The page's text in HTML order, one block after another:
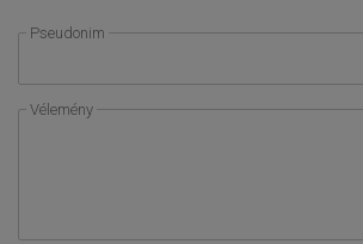
Pseudonim
Vélemény